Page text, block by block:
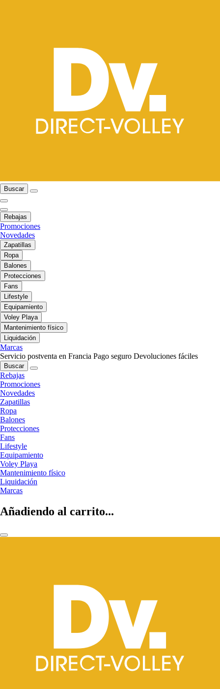
Buscar
Rebajas
Promociones
Novedades
Zapatillas
Ropa
Balones
Protecciones
Fans
Lifestyle
Equipamiento
Voley Playa
Mantenimiento físico
Liquidación
Marcas
Servicio postventa en Francia Pago seguro Devoluciones fáciles
Buscar
Rebajas
Promociones
Novedades
Zapatillas
Ropa
Balones
Protecciones
Fans
Lifestyle
Equipamiento
Voley Playa
Mantenimiento físico
Liquidación
Marcas
Añadiendo al carrito...